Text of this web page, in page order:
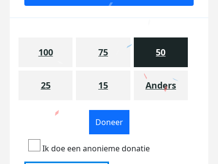
100 75 50
25 15 Anders
Doneer
Ik doe een anonieme donatie